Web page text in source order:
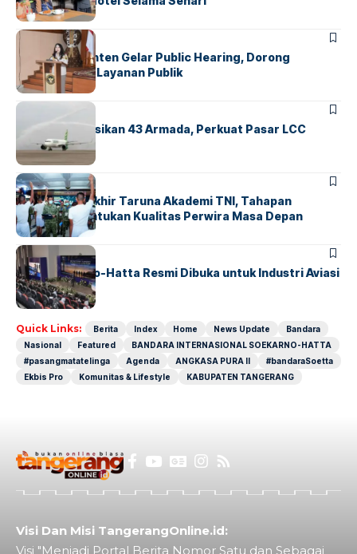
BANDARA BERITA
Karantina Banten Gelar Public Hearing, Dorong
Transparansi Layanan Publik
BANDARA
Citilink Operasikan 43 Armada, Perkuat Pasar LCC
Nasional
BERITA
Sidang Pantukhir Taruna Akademi TNI, Tahapan
Strategis Tentukan Kualitas Perwira Masa Depan
BANDARA BERITA
IALC Soekarno-Hatta Resmi Dibuka untuk Industri Aviasi
Dunia
Quick Links: Berita Index Home News Update
Bandara
Nasional
Featured
BANDARA INTERNASIONAL SOEKARNO-HATTA
#pasangmatatelinga
Agenda ANGKASA PURA II
#bandaraSoetta
Ekbis Pro
Komunitas & Lifestyle KABUPATEN TANGERANG
Visi Dan Misi TangerangOnline.id:
Visi "Menjadi Portal Berita Nomor Satu dan Sebagai